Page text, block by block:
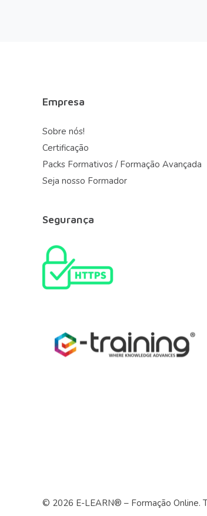
Empresa
Sobre nós!
Certificação
Packs Formativos / Formação Avançada
Seja nosso Formador
Segurança
© 2026 E-LEARN® – Formação Online.